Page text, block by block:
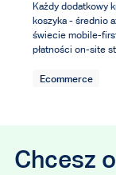
Każdy dodatkowy
koszyka - średnio
świecie mobile-
płatności on-site
Ecommerce
Chcesz